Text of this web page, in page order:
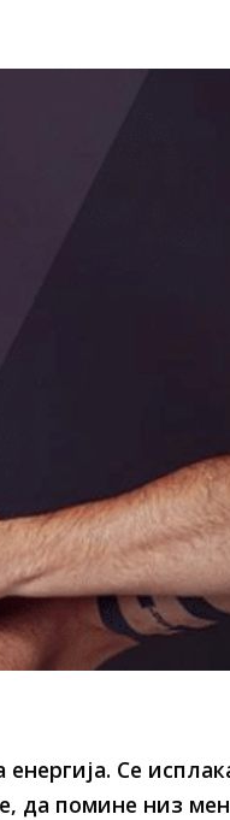
Се
да помине низ